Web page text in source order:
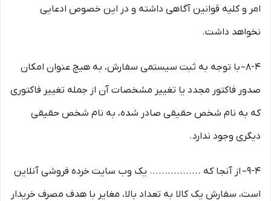
امر و کلیه قوانین آگاهی داشته و در این خصوص ادعایی
نخواهد داشت.
8-۴– با توجه به ثبت سیستمی سفارش، به هیچ عنوان امکان
صدور فاکتور مجدد یا تغییر مشخصات آن از جمله تغییر فاکتوری
که به نام شخص حقیقی صادر شده، به نام شخص حقیقی
دیگری وجود ندارد.
9-۴– از آنجا که ................. یک وب ‌سایت خرده‌ فروشی آنلاین
است، سفارش یک کالا به تعداد بالا، مغایر با هدف مصرف خریدار